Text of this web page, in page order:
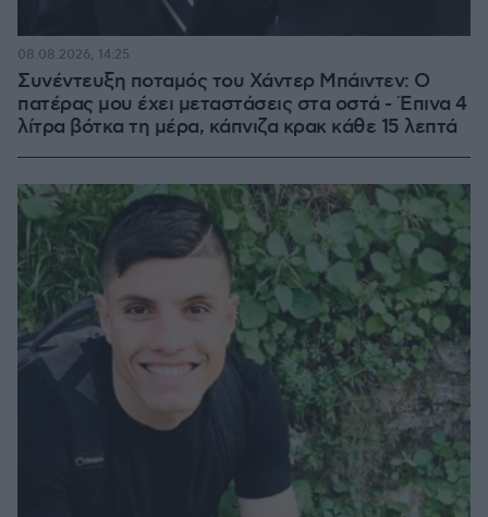
Συνέντευξη ποταμός του Χάντερ Μπάιντεν: Ο
πατέρας μου έχει μεταστάσεις στα οστά - Έπινα 4
λίτρα βότκα τη μέρα, κάπνιζα κρακ κάθε 15 λεπτά
08.08.2026, 14:25